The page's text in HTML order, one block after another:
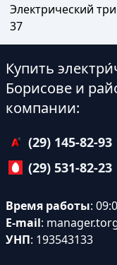
Электрический
37
Купить
Борисове и
компании:
(29) 145-82-93
(29) 531-82-23
Время работы:
E-mail:
УНП: 193543133